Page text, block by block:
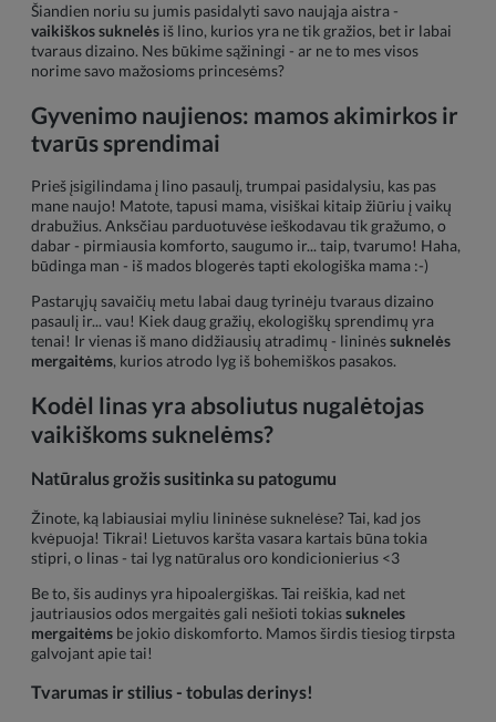
Šiandien noriu su jumis pasidalyti savo naująja aistra -
vaikiškos suknelės iš lino, kurios yra ne tik gražios, bet ir labai
tvaraus dizaino. Nes būkime sąžiningi - ar ne to mes visos
norime savo mažosioms princesėms?
Gyvenimo naujienos: mamos akimirkos ir
tvarūs sprendimai
Prieš įsigilindama į lino pasaulį, trumpai pasidalysiu, kas pas
mane naujo! Matote, tapusi mama, visiškai kitaip žiūriu į vaikų
drabužius. Anksčiau parduotuvėse ieškodavau tik gražumo, o
dabar - pirmiausia komforto, saugumo ir... taip, tvarumo! Haha,
būdinga man - iš mados blogerės tapti ekologiška mama :-)
Pastarųjų savaičių metu labai daug tyrinėju tvaraus dizaino
pasaulį ir... vau! Kiek daug gražių, ekologiškų sprendimų yra
tenai! Ir vienas iš mano didžiausių atradimų - lininėssuknelės
mergaitėms, kurios atrodo lyg iš bohemiškos pasakos.
Kodėl linas yra absoliutus nugalėtojas
vaikiškoms suknelėms?
Natūralus grožis susitinka su patogumu
Žinote, ką labiausiai myliu lininėse suknelėse? Tai, kad jos
kvėpuoja! Tikrai! Lietuvos karšta vasara kartais būna tokia
stipri, o linas - tai lyg natūralus oro kondicionierius <3
Be to, šis audinys yra hipoalergiškas. Tai reiškia, kad net
jautriausios odos mergaitės gali nešioti tokiassukneles
mergaitėms be jokio diskomforto. Mamos širdis tiesiog tirpsta
galvojant apie tai!
Tvarumas ir stilius - tobulas derinys!